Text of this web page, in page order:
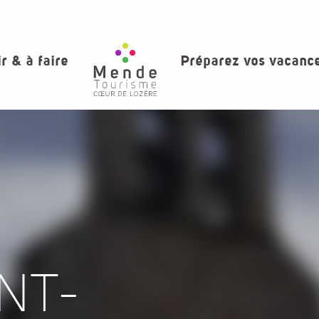
& à faire Préparez vos